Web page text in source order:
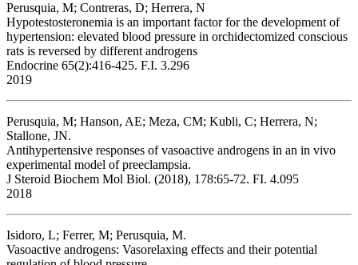
Perusquia, M; Contreras, D; Herrera, N
Hypotestosteronemia is an important factor for the development of
hypertension: elevated blood pressure in orchidectomized conscious
rats is reversed by different androgens
Endocrine 65(2):416-425. F.I. 3.296
2019
Perusquia, M; Hanson, AE; Meza, CM; Kubli, C; Herrera, N;
Stallone, JN.
Antihypertensive responses of vasoactive androgens in an in vivo
experimental model of preeclampsia.
J Steroid Biochem Mol Biol. (2018), 178:65-72. FI. 4.095
2018
Isidoro, L; Ferrer, M; Perusquia, M.
Vasoactive androgens: Vasorelaxing effects and their potential